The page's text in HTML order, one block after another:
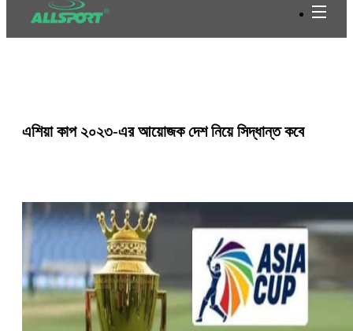
এশিয়া কাপ ২০২৩-এর আয়োজক দেশ নিয়ে সিদ্ধান্ত কবে